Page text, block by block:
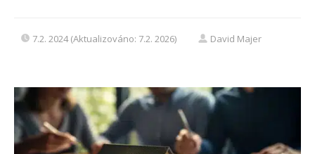
7.2. 2024 (Aktualizováno: 7.2. 2026) David Majer